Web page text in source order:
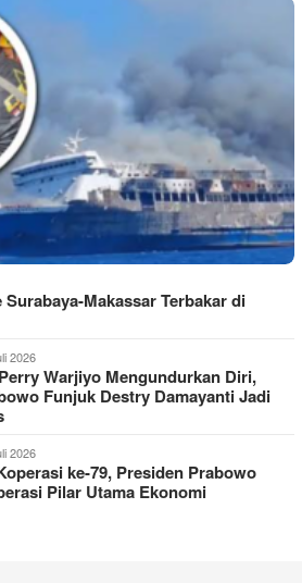
Makassar Terbakar di
2026
Warjiyo Mengundurkan Diri,
Funjuk Destry Damayanti Jadi
2026
ke-79, Presiden Prabowo
Pilar Utama Ekonomi